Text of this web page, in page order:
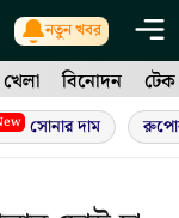
নতুন খবর
খেলা বিনোদন টেক
সোনার দাম